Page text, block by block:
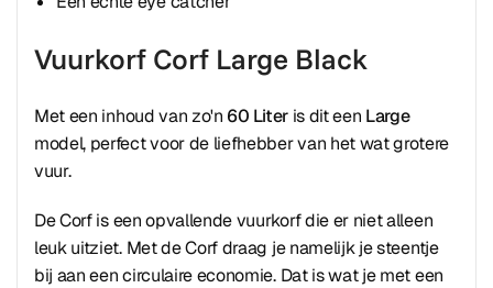
Vuurkorf Corf Large Black
Met een inhoud van zo'n 60 Literis dit een Large
model, perfect voor de liefhebber van het wat grotere
vuur.
De Corf is een opvallende vuurkorf die er niet alleen
leuk uitziet. Met de Corf draag je namelijk je steentje
bij aan een circulaire economie. Dat is wat je met een